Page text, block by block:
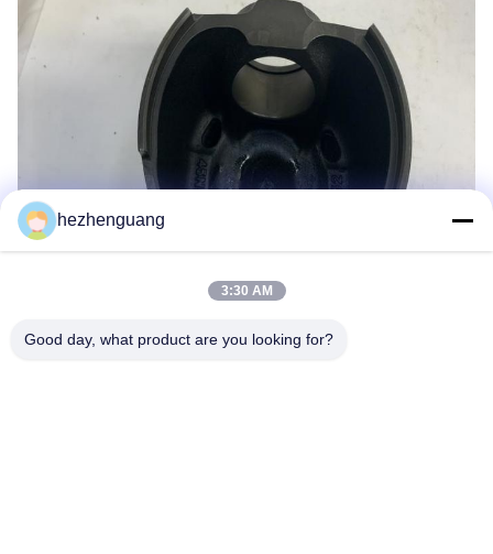
hezhenguang
3:30 AM
Good day, what product are you looking for?